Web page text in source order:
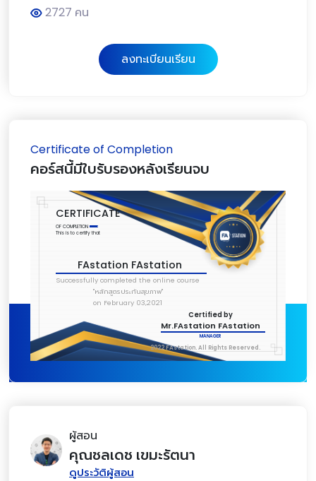
2727 คน
ลงทะเบียนเรียน
Certificate of Completion
คอร์สนี้มีใบรับรองหลังเรียนจบ
CERTIFICATE
OF COMPLETION
This is to certify that
FAstation FAstation
Successfully completed the online course
"หลักสูตรประกันสุขภาพ"
on February 03,2021
Certified by
Mr.FAstation FAstation
MANAGER
2022 FAstation. All Rights Reserved.
ผู้สอน
คุณชลเดช เขมะรัตนา
ดูประวัติผู้สอน